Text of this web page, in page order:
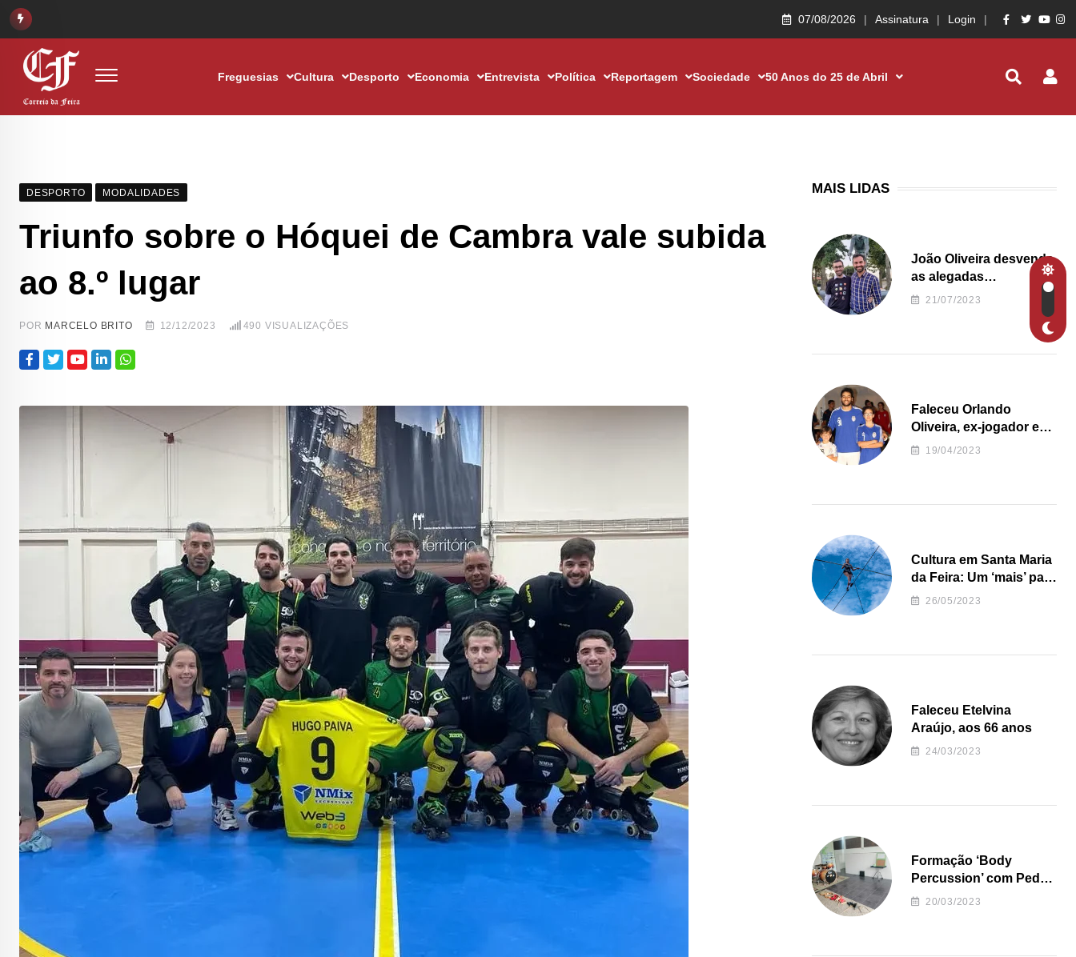
07/08/2026 Assinatura Login
Freguesias Cultura Desporto Economia Entrevista Política Reportagem Sociedade 50 Anos do 25 de Abril
DESPORTO MODALIDADES
Triunfo sobre o Hóquei de Cambra vale subida
ao 8.º lugar
POR MARCELO BRITO 12/12/2023 490 VISUALIZAÇÕES
MAIS LIDAS
João Oliveira desvenda
as alegadas
irregularidades da
Junta de Freguesia S.
21/07/2023
Faleceu Orlando
Oliveira, ex-jogador e
treinador da formação
19/04/2023
Cultura em Santa Maria
da Feira: Um ‘mais’ para
o Concelho
26/05/2023
Faleceu Etelvina
Araújo, aos 66 anos
24/03/2023
Formação ‘Body
Percussion’ com Pedro
Almeida
20/03/2023